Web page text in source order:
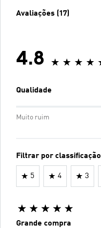
Avaliações (17)
4.8
Qualidade
Muito ruim
Filtrar por classificação
5 4 3
Grande compra